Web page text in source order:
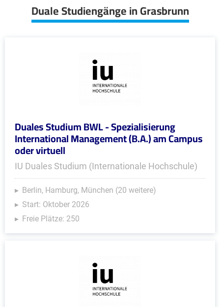
Duale Studiengänge in Grasbrunn
Duales Studium BWL - Spezialisierung
International Management (B.A.) am Campus
oder virtuell
IU Duales Studium (Internationale Hochschule)
Berlin, Hamburg, München (20 weitere)
Start: Oktober 2026
Freie Plätze: 250